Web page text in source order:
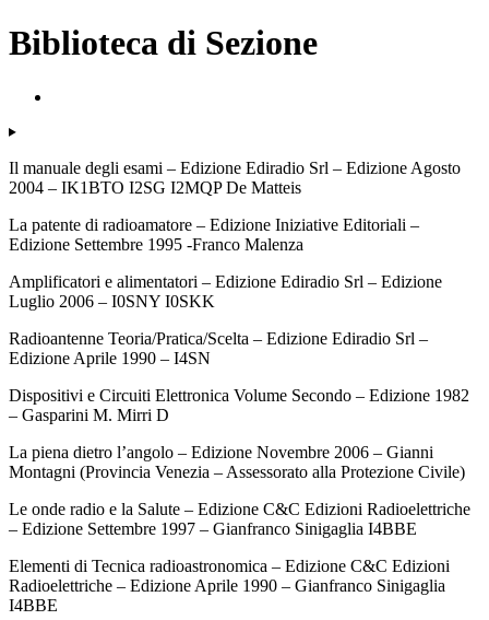
Biblioteca di Sezione
Il manuale degli esami – Edizione Ediradio Srl – Edizione Agosto
2004 – IK1BTO I2SG I2MQP De Matteis
La patente di radioamatore – Edizione Iniziative Editoriali –
Edizione Settembre 1995 -Franco Malenza
Amplificatori e alimentatori – Edizione Ediradio Srl – Edizione
Luglio 2006 – I0SNY I0SKK
Radioantenne Teoria/Pratica/Scelta – Edizione Ediradio Srl –
Edizione Aprile 1990 – I4SN
Dispositivi e Circuiti Elettronica Volume Secondo – Edizione 1982
– Gasparini M. Mirri D
La piena dietro l’angolo – Edizione Novembre 2006 – Gianni
Montagni (Provincia Venezia – Assessorato alla Protezione Civile)
Le onde radio e la Salute – Edizione C&C Edizioni Radioelettriche
– Edizione Settembre 1997 – Gianfranco Sinigaglia I4BBE
Elementi di Tecnica radioastronomica – Edizione C&C Edizioni
Radioelettriche – Edizione Aprile 1990 – Gianfranco Sinigaglia
I4BBE